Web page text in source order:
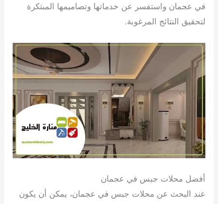
في عجمان واستفسر عن خدماتها وتصاميمها المبتكرة
لتحقيق النتائج المرغوبة.
أفضل محلات جبس في عجمان
عند البحث عن محلات جبس في عجمان، يمكن أن يكون